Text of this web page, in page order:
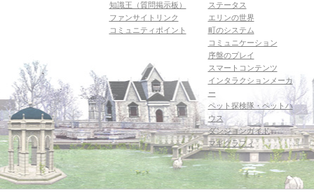
知識王（質問掲示板）
ファンサイトリンク
コミュニティポイント
ステータス
エリンの世界
町のシステム
コミュニケーション
序盤のプレイ
スマートコンテンツ
インタラクションメーカ
ー
ペット探検隊・ペットハ
ウス
ダンジョンガイド
マギグラフィ